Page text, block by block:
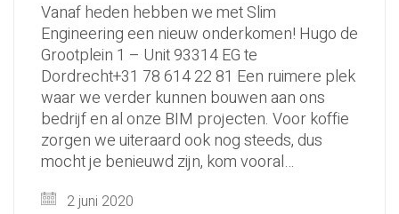
Vanaf heden hebben we met Slim
Engineering een nieuw onderkomen! Hugo de
Grootplein 1 – Unit 93314 EG te
Dordrecht+31 78 614 22 81 Een ruimere plek
waar we verder kunnen bouwen aan ons
bedrijf en al onze BIM projecten. Voor koffie
zorgen we uiteraard ook nog steeds, dus
mocht je benieuwd zijn, kom vooral…
2 juni 2020